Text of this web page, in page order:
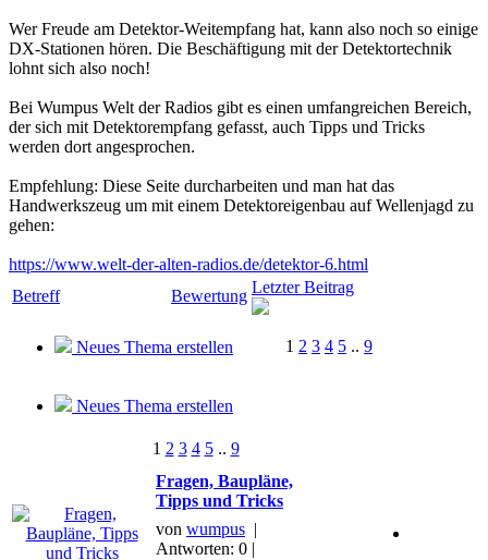
Wer Freude am Detektor-Weitempfang hat, kann also noch so einige
DX-Stationen hören. Die Beschäftigung mit der Detektortechnik
lohnt sich also noch!
Bei Wumpus Welt der Radios gibt es einen umfangreichen Bereich,
der sich mit Detektorempfang gefasst, auch Tipps und Tricks
werden dort angesprochen.
Empfehlung: Diese Seite durcharbeiten und man hat das
Handwerkszeug um mit einem Detektoreigenbau auf Wellenjagd zu
gehen:
https://www.welt-der-alten-radios.de/detektor-6.html
Betreff
Bewertung Letzter Beitrag
Neues Thema erstellen 1 2 3 4 5 .. 9
Neues Thema erstellen
1 2 3 4 5.. 9
Fragen, Baupläne,
Tipps und Tricks
von wumpus |
Antworten: 0 |